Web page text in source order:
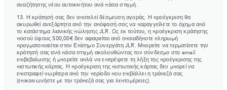
αναζήτησης νέου αυτοκινήτου ανά πάσα στιγμή.
13. Η κράτησή σας δεν αποτελεί δέσμευση αγοράς. Η προέγκριση θα
ακυρωθεί ανεξάρτητα από την απόφασή σας να παραγγείλετε το όχημα από
το κατάστημα λιανικής πώλησης JLR. Ως εκ τούτου, η προέγκριση κράτησης
ποσού ύψους 500,00€ δεν αφαιρείται από οποιαδήποτε πληρωμή
πραγματοποιείται στον Επίσημο Συνεργάτη JLR. Μπορείτε να τερματίσετε την
κράτησή σας ανά πάσα στιγμή ακολουθώντας τον σύνδεσμο στο email
επιβεβαίωσης ή μπορείτε απλά να επιτρέψετε τη λήξη της προέγκρισης της
πιστωτικής κάρτας. Η προέγκριση της πιστωτικής κάρτας δεν μπορεί να
επιστραφεί νωρίτερα από την περίοδο που επιβάλλει η τράπεζά σας
(επικοινωνήστε με την τράπεζά σας για λεπτομέρειες).